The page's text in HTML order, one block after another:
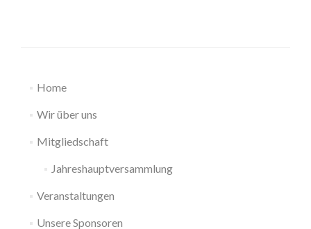
Home
Wir über uns
Mitgliedschaft
Jahreshauptversammlung
Veranstaltungen
Unsere Sponsoren